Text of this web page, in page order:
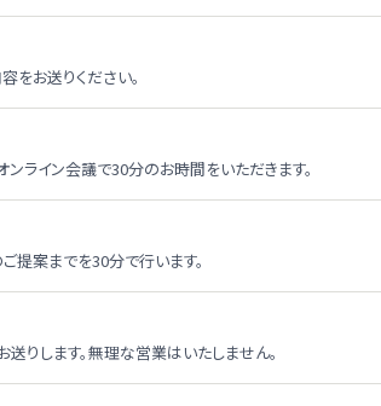
をお送りください。
ライン会議で30分のお時間をいただきます。
提案までを30分で行います。
りします。無理な営業はいたしません。